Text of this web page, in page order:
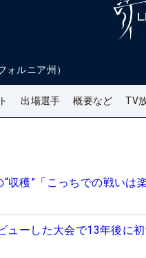
ォルニア州）
出場選手 概要など TV
穫”「こっちでの戦いは
ーした大会で13年後に